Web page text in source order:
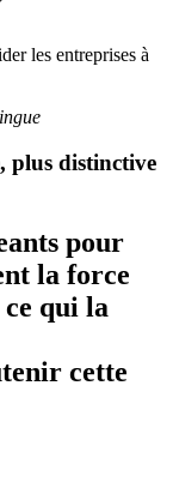
les entreprises à
plus distinctive
pour
la force
qui la
cette